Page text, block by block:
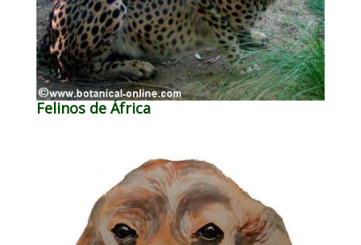
Felinos de África